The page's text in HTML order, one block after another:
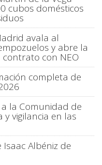
cubos domésticos
avala al
y abre la
con NEO
completa de
la Comunidad de
vigilancia en las
Albéniz de